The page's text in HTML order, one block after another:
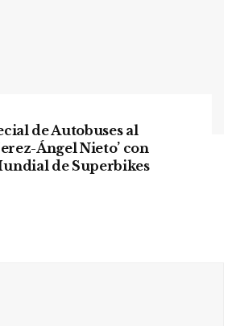
de Autobuses al
Ángel Nieto’ con
de Superbikes